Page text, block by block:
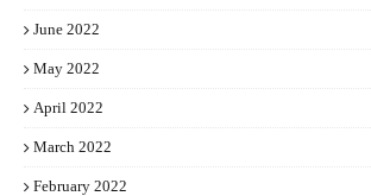
June 2022
May 2022
April 2022
March 2022
February 2022